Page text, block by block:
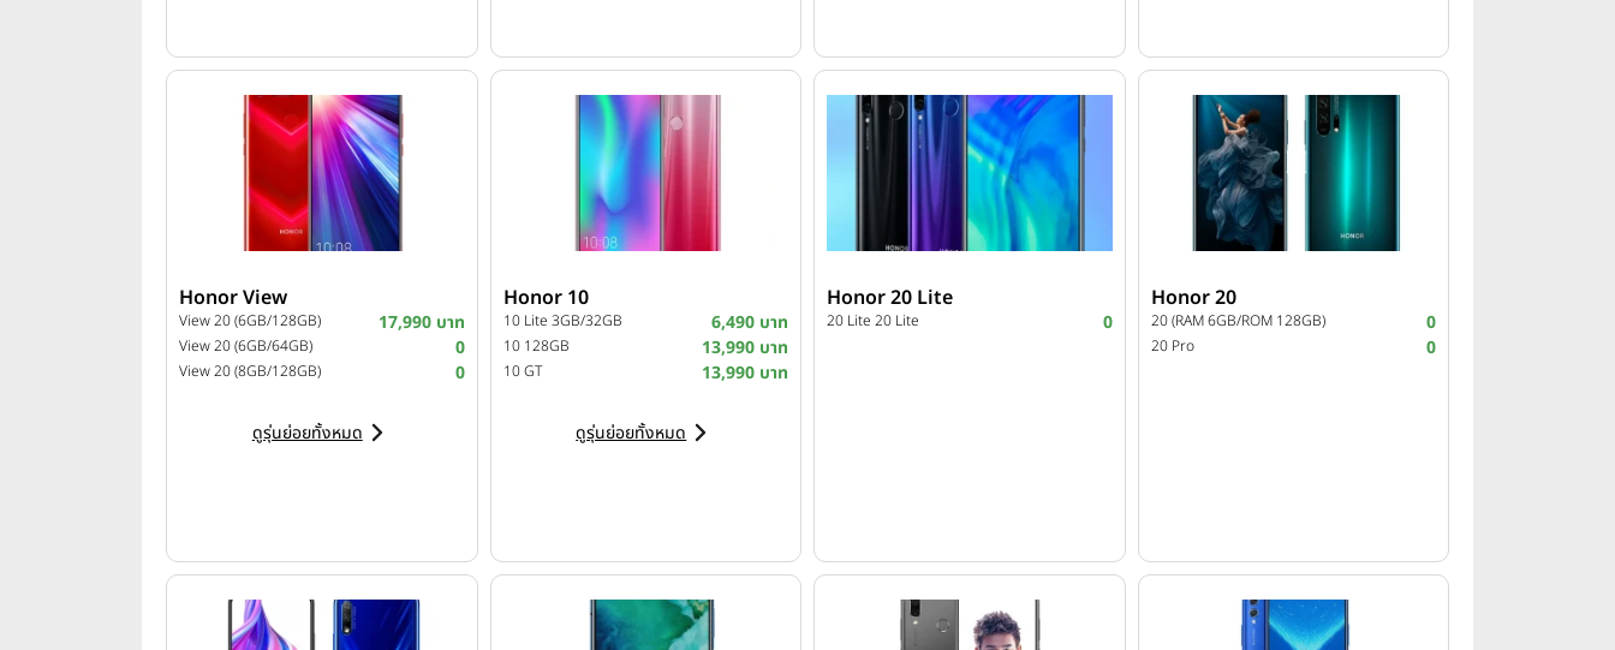
Honor View
View 20 (6GB/128GB) 17,990 บาท
View 20 (6GB/64GB) 0
View 20 (8GB/128GB) 0
ดูรุ่นย่อยทั้งหมด
Honor 10
10 Lite 3GB/32GB 6,490 บาท
10 128GB 13,990 บาท
10 GT 13,990 บาท
ดูรุ่นย่อยทั้งหมด
Honor 20 Lite
20 Lite 20 Lite 0
Honor 20
20 (RAM 6GB/ROM 128GB) 0
20 Pro 0